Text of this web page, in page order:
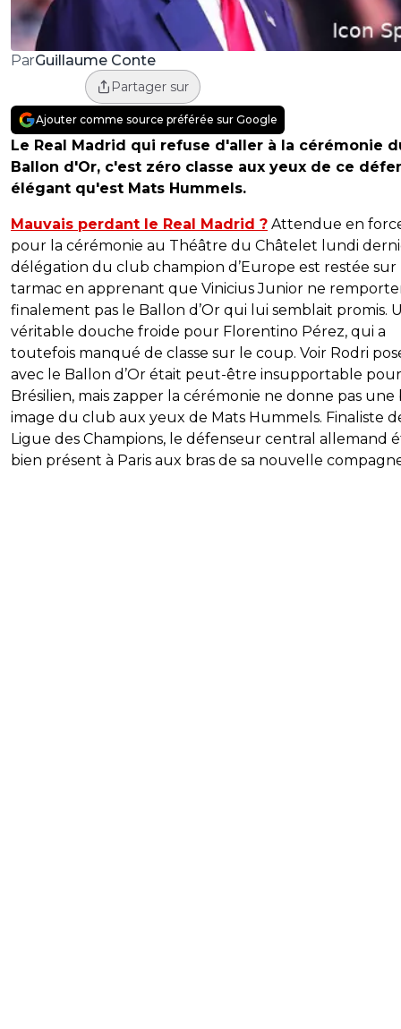
ParGuillaume Conte
Partager sur
Ajouter comme source préférée sur Google
Le Real Madrid qui refuse d'aller à la cérémonie
Ballon d'Or, c'est zéro classe aux yeux de ce
élégant qu'est Mats Hummels.
Mauvais perdant le Real Madrid ? Attendue en
pour la cérémonie au Théâtre du Châtelet lundi
délégation du club champion d’Europe est restée sur
tarmac en apprenant que Vinicius Junior ne
finalement pas le Ballon d’Or qui lui semblait promis.
véritable douche froide pour Florentino Pérez, qui a
toutefois manqué de classe sur le coup. Voir Rodri
avec le Ballon d’Or était peut-être insupportable
Brésilien, mais zapper la cérémonie ne donne pas une
image du club aux yeux de Mats Hummels. Finaliste
Ligue des Champions, le défenseur central allemand
bien présent à Paris aux bras de sa nouvelle